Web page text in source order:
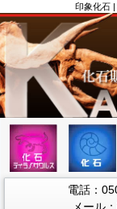
印象化石 |
電話：